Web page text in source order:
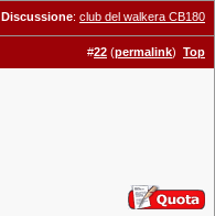
Discussione: club del walkera CB180
#22 (permalink) Top